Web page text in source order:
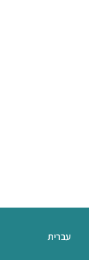
עברית